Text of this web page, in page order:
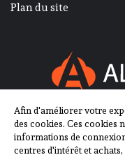
Plan du site
SUIVEZ-NOUS
Afin d'améliorer votre
des cookies. Ces cookies
informations de
centres d'intérêt et